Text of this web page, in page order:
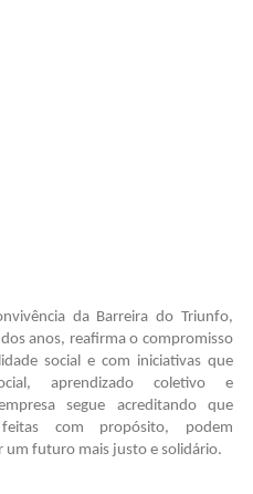
da Barreira do Triunfo,
anos, reafirma o compromisso
social e com iniciativas que
aprendizado coletivo e
segue acreditando que
com propósito, podem
um futuro mais justo e solidário.